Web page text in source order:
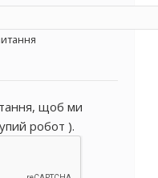
щоб ми
робот ).